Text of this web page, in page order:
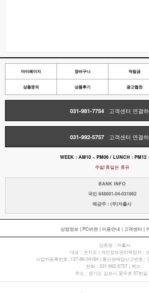
마이페이지 장바구니 적립금
상품문의 상품후기 광고협찬
031-981-7754 고객센터 연결
031-992-5757 고객센터 연결
WEEK : AM10 ~ PM06 / LUNCH : PM12
주말/휴일은 휴뮤
BANK INFO
국민 648001-04-031962
예금주 : (주)자출사
상점정보 | PC버젼 | 이용안내 | 고객센터 |
상호명 : 자출사
대표 : 손지오 | 개인정보관리책임자 :
사업자등록번호 :137-86-04184 | 통신판매업신고번호 :
전화 : 031-992-5757 | 팩스 :
주소 : 경기도 김포시 풍무로 57번길